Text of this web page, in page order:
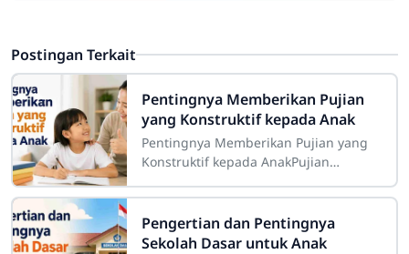
Postingan Terkait
Pentingnya Memberikan Pujian
yang Konstruktif kepada Anak
Pentingnya Memberikan Pujian yang
Konstruktif kepada AnakPujian
komunikasi positif yang memiliki
peran besar dalam proses
Pengertian dan Pentingnya
Sekolah Dasar untuk Anak